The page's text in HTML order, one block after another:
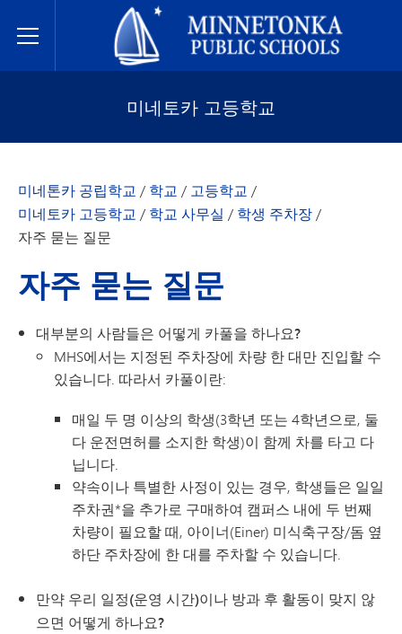
Toggle Menu
미네토카 공립학교
미네토카 고등학교
미네톤카 공립학교 / 학교 / 고등학교 /
미네토카 고등학교 / 학교 사무실 / 학생 주차장/
자주 묻는 질문
자주 묻는 질문
대부분의 사람들은 어떻게 카풀을 하나요?
MHS에서는 지정된 주차장에 차량 한 대만 진입할 수
있습니다. 따라서 카풀이란:
매일 두 명 이상의 학생(3학년 또는 4학년으로, 둘
다 운전면허를 소지한 학생)이 함께 차를 타고 다
닙니다.
약속이나 특별한 사정이 있는 경우, 학생들은 일일
주차권*을 추가로 구매하여 캠퍼스 내에 두 번째
차량이 필요할 때, 아이너(Einer) 미식축구장/돔 옆
하단 주차장에 한 대를 주차할 수 있습니다.
만약 우리 일정(운영 시간)이나 방과 후 활동이 맞지 않
으면 어떻게 하나요?